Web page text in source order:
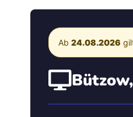
Ab24.08.2026